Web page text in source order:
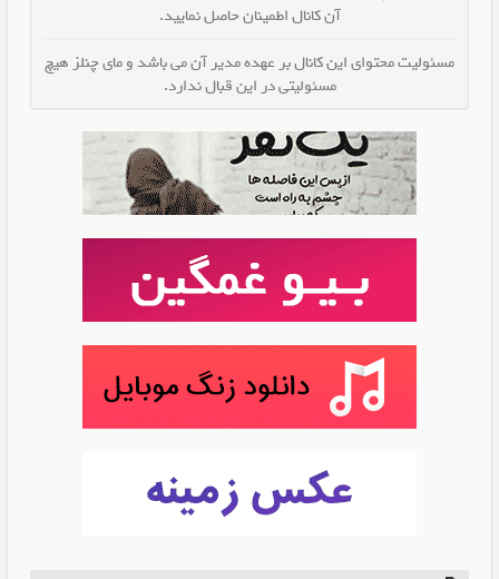
آن کانال اطمینان حاصل نمایید.
مسئولیت محتوای این کانال بر عهده مدیر آن می باشد و مای چنلز هیچ
مسئولیتی در این قبال ندارد.